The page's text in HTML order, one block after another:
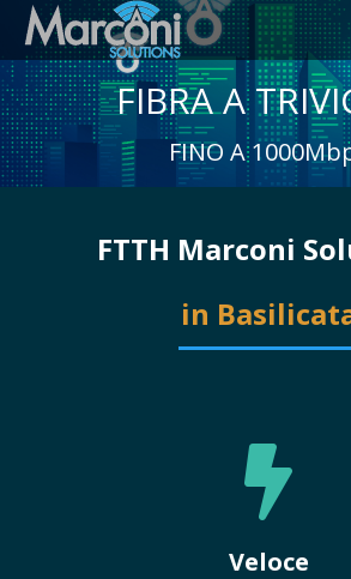
FIBRA A
FINO A
FTTH Marconi
in
Veloce